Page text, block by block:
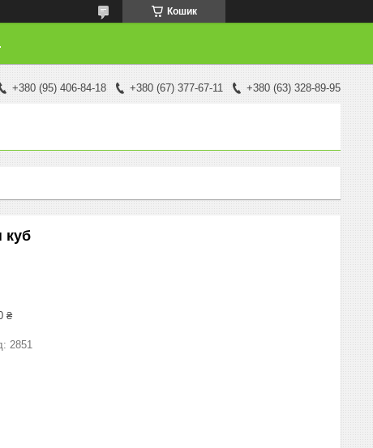
Кошик
+380 (95) 406-84-18 +380 (67) 377-67-11 +380 (63) 328-89-95
куб
₴
2851